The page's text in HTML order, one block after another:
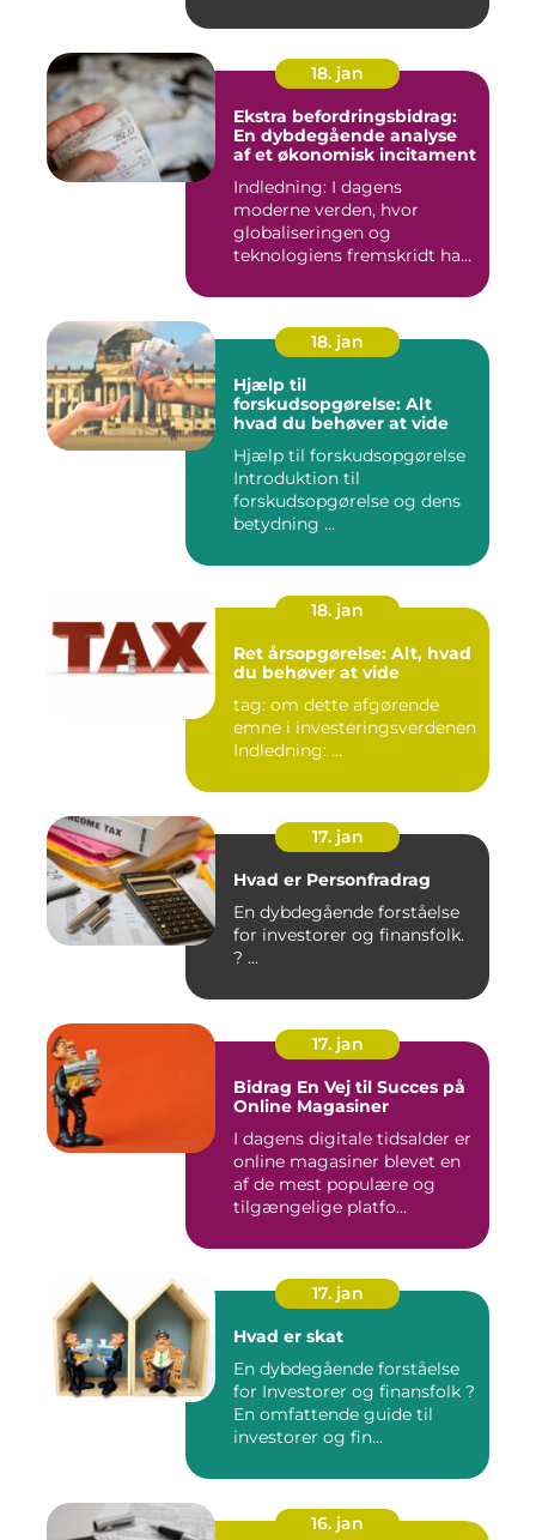
18. jan
Ekstra befordringsbidrag:
En dybdegående analyse
af et økonomisk incitament
Indledning: I dagens
moderne verden, hvor
globaliseringen og
teknologiens fremskridt har
18. jan
Hjælp til
forskudsopgørelse: Alt
hvad du behøver at vide
Hjælp til forskudsopgørelse
Introduktion til
forskudsopgørelse og dens
betydning ...
18. jan
Ret årsopgørelse: Alt, hvad
du behøver at vide
tag: om dette afgørende
emne i investeringsverdenen
Indledning: ...
17. jan
Hvad er Personfradrag
En dybdegående forståelse
for investorer og finansfolk.
? ...
17. jan
Bidrag En Vej til Succes på
Online Magasiner
I dagens digitale tidsalder er
online magasiner blevet en
af de mest populære og
tilgængelige platfo...
17. jan
Hvad er skat
En dybdegående forståelse
for Investorer og finansfolk ?
En omfattende guide til
investorer og fin...
16. jan